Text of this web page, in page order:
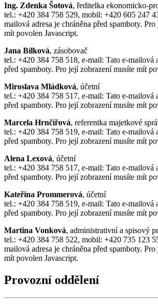
Ing. Zdenka Šotová, ředitelka ekonomicko-
tel.: +420 384 758 529, mobil: +420 605 247
mailová adresa je chráněna před spamboty.
mít povolen Javascript.
Jana Bílková, zásobovač
tel.: +420 384 758 518, e-mail: Tato e-mailová
před spamboty. Pro její zobrazení musíte mít
Miroslava Mládková, účetní
tel.: +420 384 758 517, e-mail: Tato e-mailová
před spamboty. Pro její zobrazení musíte mít
Marcela Hrnčířová, referentka majetkové
tel.: +420 384 758 519, e-mail: Tato e-mailová
před spamboty. Pro její zobrazení musíte mít
Alena Lexová, účetní
tel.: +420 384 758 517, e-mail: Tato e-mailová
před spamboty. Pro její zobrazení musíte mít
Kateřina Prommerová, účetní
tel.: +420 384 758 519, e-mail: Tato e-mailová
před spamboty. Pro její zobrazení musíte mít
Martina Vonková, administrativní a spisový
tel.: +420 384 758 522, mobil: +420 735 123
mailová adresa je chráněna před spamboty.
mít povolen Javascript.
Provozní oddělení